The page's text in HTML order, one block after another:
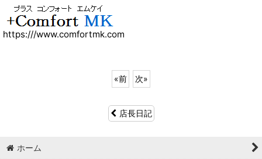
https:///www.comfortmk.com
«前 次»
店長日記
ホーム